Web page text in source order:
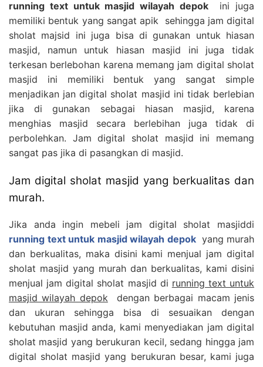
running text untuk masjid wilayah depokini juga
memiliki bentuk yang sangat apik sehingga jam digital
sholat majsid ini juga bisa di gunakan untuk hiasan
masjid, namun untuk hiasan masjid ini juga tidak
terkesan berlebohan karena memang jam digital sholat
masjid ini memiliki bentuk yang sangat simple
menjadikan jan digital sholat masjid ini tidak berlebian
jika di gunakan sebagai hiasan masjid, karena
menghias masjid secara berlebihan juga tidak di
perbolehkan. Jam digital sholat masjid ini memang
sangat pas jika di pasangkan di masjid.
Jam digital sholat masjid yang berkualitas dan
murah.
Jika anda ingin mebeli jam digital sholat masjiddi
running text untuk masjid wilayah depok yang murah
dan berkualitas, maka disini kami menjual jam digital
sholat masjid yang murah dan berkualitas, kami disini
menjual jam digital sholat masjid di running text untuk
masjid wilayah depok dengan berbagai macam jenis
dan ukuran sehingga bisa di sesuaikan dengan
kebutuhan masjid anda, kami menyediakan jam digital
sholat masjid yang berukuran kecil, sedang hingga jam
digital sholat masjid yang berukuran besar, kami juga